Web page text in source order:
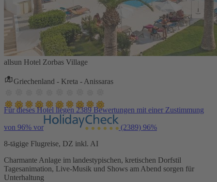
allsun Hotel Zorbas Village
Griechenland - Kreta - Anissaras
Für dieses Hotel liegen 2389 Bewertungen mit einer Zustimmung
von 96% vor (2389) 96%
8-tägige Flugreise, DZ inkl. AI
Charmante Anlage im landestypischen, kretischen Dorfstil
Tagesanimation, Live-Musik und Shows am Abend sorgen für
Unterhaltung